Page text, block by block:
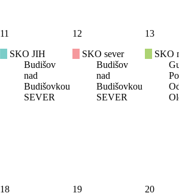
11
SKO JIH
Budišov
nad
Budišovkou
SEVER
12
SKO sever
Budišov
nad
Budišovkou
SEVER
13
SKO
18 19 20